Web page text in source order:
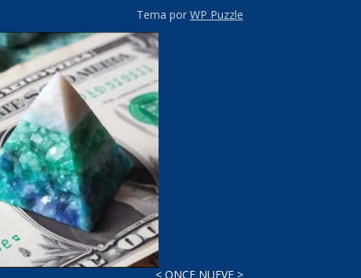
Tema por WP Puzzle
< ONCE NUEVE >